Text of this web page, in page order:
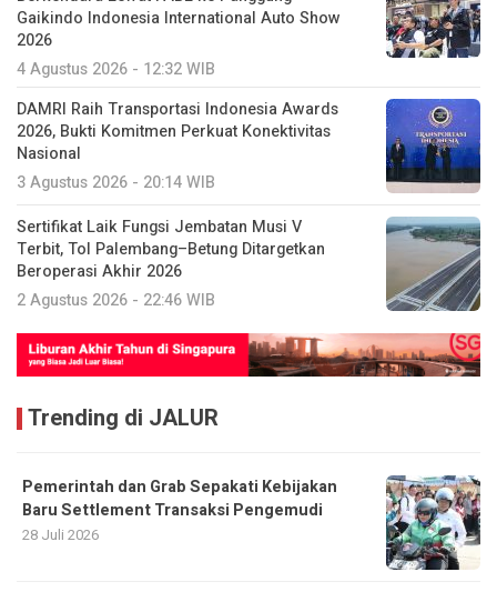
Gaikindo Indonesia International Auto Show
2026
4 Agustus 2026 - 12:32 WIB
DAMRI Raih Transportasi Indonesia Awards
2026, Bukti Komitmen Perkuat Konektivitas
Nasional
3 Agustus 2026 - 20:14 WIB
Sertifikat Laik Fungsi Jembatan Musi V
Terbit, Tol Palembang–Betung Ditargetkan
Beroperasi Akhir 2026
2 Agustus 2026 - 22:46 WIB
Trending di JALUR
Pemerintah dan Grab Sepakati Kebijakan
Baru Settlement Transaksi Pengemudi
28 Juli 2026